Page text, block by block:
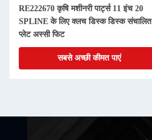
RE222670 कृषि मशीनरी पार्ट्स 11 इंच 20
SPLINE के लिए क्लच डिस्क डिस्क संचालित
प्लेट अस्सी फिट
सबसे अच्छी कीमत पाएं